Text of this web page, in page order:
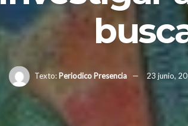
Texto: Periodico Presencia 23 junio,